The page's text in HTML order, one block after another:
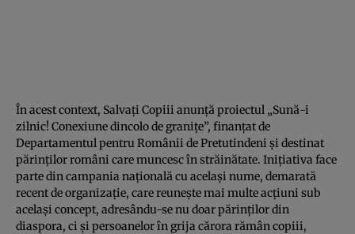
În acest context, Salvați Copiii anunță proiectul „Sună-i
zilnic! Conexiune dincolo de granițe”, finanțat de
Departamentul pentru Românii de Pretutindeni și destinat
părinților români care muncesc în străinătate. Inițiativa face
parte din campania națională cu același nume, demarată
recent de organizație, care reunește mai multe acțiuni sub
același concept, adresându-se nu doar părinților din
diaspora, ci și persoanelor în grija cărora rămân copiii,